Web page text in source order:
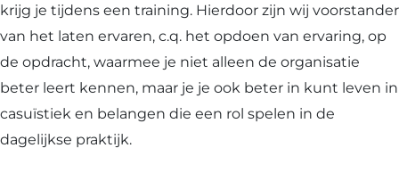
krijg je tijdens een training. Hierdoor zijn wij voorstander
van het laten ervaren, c.q. het opdoen van ervaring, op
de opdracht, waarmee je niet alleen de organisatie
beter leert kennen, maar je je ook beter in kunt leven in
casuïstiek en belangen die een rol spelen in de
dagelijkse praktijk.